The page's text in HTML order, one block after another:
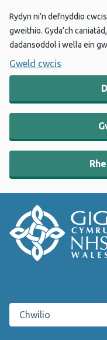
Rydyn ni’n defnyddio
gweithio. Gyda’ch
dadansoddol i wella ein
Gweld cwcis
Chwilio gwefan